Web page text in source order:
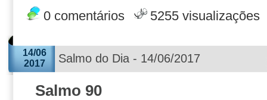
0 comentários 5255 visualizações
14/06
2017
Salmo do Dia - 14/06/2017
Salmo 90